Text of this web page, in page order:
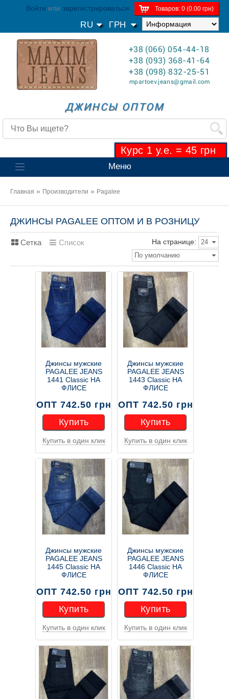
Товаров: 0 (0.00 грн)
Войти или зарегистрироваться
ГРН
RU
ДЖИНСЫ ОПТОМ
+38 (066) 054-44-18
+38 (093) 368-41-64
+38 (098) 832-25-51
mpartoev.jeans@gmail.com
Курс 1 у.е. = 45 грн
Меню
Главная » Производители » Pagalee
ДЖИНСЫ PAGALEE ОПТОМ И В РОЗНИЦУ
Сетка Список На странице:
24
По умолчанию
Джинсы мужские
PAGALEE JEANS
1441 Classic НА
ФЛИСЕ
ОПТ 742.50 грн
Купить
Купить
Купить в один клик
Джинсы мужские
PAGALEE JEANS
1443 Classic НА
ФЛИСЕ
ОПТ 742.50 грн
Купить
Купить
Купить в один клик
Джинсы мужские
PAGALEE JEANS
1445 Classic НА
ФЛИСЕ
ОПТ 742.50 грн
Купить
Купить
Купить в один клик
Джинсы мужские
PAGALEE JEANS
1446 Classic НА
ФЛИСЕ
ОПТ 742.50 грн
Купить
Купить
Купить в один клик